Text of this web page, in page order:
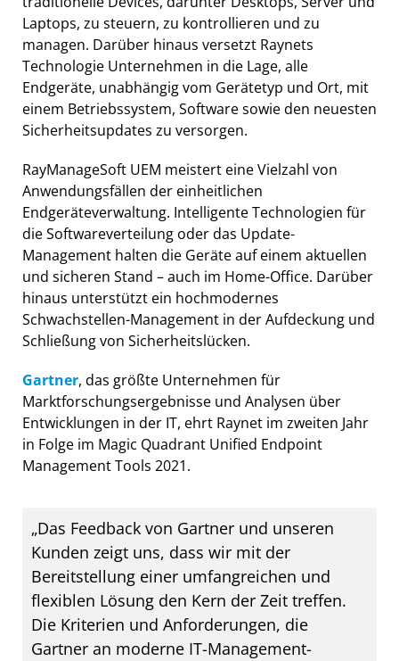
Laptops, zu steuern, zu kontrollieren und zu
managen. Darüber hinaus versetzt Raynets
Technologie Unternehmen in die Lage, alle
Endgeräte, unabhängig vom Gerätetyp und Ort, mit
einem Betriebssystem, Software sowie den neuesten
Sicherheitsupdates zu versorgen.
RayManageSoft UEM meistert eine Vielzahl von
Anwendungsfällen der einheitlichen
Endgeräteverwaltung. Intelligente Technologien für
die Softwareverteilung oder das Update-
Management halten die Geräte auf einem aktuellen
und sicheren Stand – auch im Home-Office. Darüber
hinaus unterstützt ein hochmodernes
Schwachstellen-Management in der Aufdeckung und
Schließung von Sicherheitslücken.
Gartner, das größte Unternehmen für
Marktforschungsergebnisse und Analysen über
Entwicklungen in der IT, ehrt Raynet im zweiten Jahr
in Folge im Magic Quadrant Unified Endpoint
Management Tools 2021.
„Das Feedback von Gartner und unseren
Kunden zeigt uns, dass wir mit der
Bereitstellung einer umfangreichen und
flexiblen Lösung den Kern der Zeit treffen.
Die Kriterien und Anforderungen, die
Gartner an moderne IT-Management-